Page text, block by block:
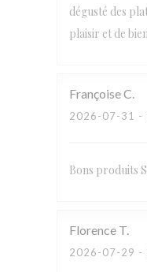
dégusté des
plaisir et de
FrançoiseC
2026-07-31 -
Bons produits
Florence T
2026-07-29 -